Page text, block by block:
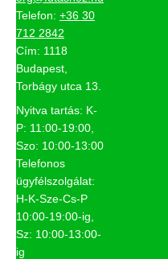
Telefon: +36 30
712 2842
Cím: 1118
Budapest,
Torbágy utca 13.
Nyitva tartás: K-
P: 11:00-19:00,
Szo: 10:00-13:00
Telefonos
ügyfélszolgálat:
H-K-Sze-Cs-P
10:00-19:00-ig,
Sz: 10:00-13:00-
ig